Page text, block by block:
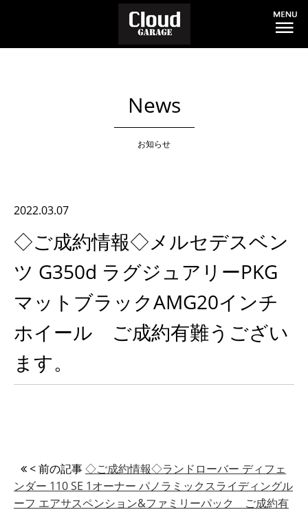
News
お知らせ
2022.03.07
◇ご成約情報◇メルセデスベン
ツ G350d ラグジュアリーPKG
マットブラックAMG20インチ
ホイール ご成約有難うござい
ます。
< 前の記事◇ご成約情報◇ランドローバー ディフェ
ンダー 110 SE 1オーナー パノラミックスライディングル
ーフ エアサスペンション&ファミリーパック ご成約有